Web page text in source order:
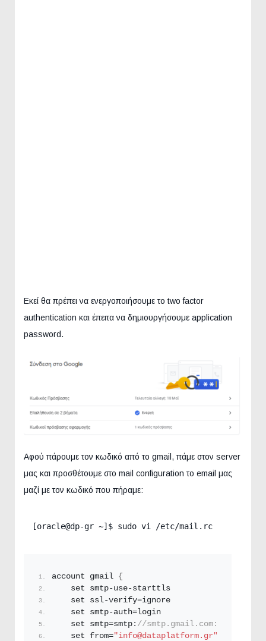
Εκεί θα πρέπει να ενεργοποιήσουμε το two factor
authentication και έπειτα να δημιουργήσουμε application
password.
Αφού πάρουμε τον κωδικό από το gmail, πάμε στον server
μας και προσθέτουμε στο mail configuration το email μας
μαζί με τον κωδικό που πήραμε:
[oracle@dp-gr ~]$ sudo vi /etc/mail.rc
account gmail {
    set smtp-use-starttls
    set ssl-verify=ignore
    set smtp-auth=login
    set smtp=smtp:
//smtp.gmail.com:587
    set from=
"info@dataplatform.gr"